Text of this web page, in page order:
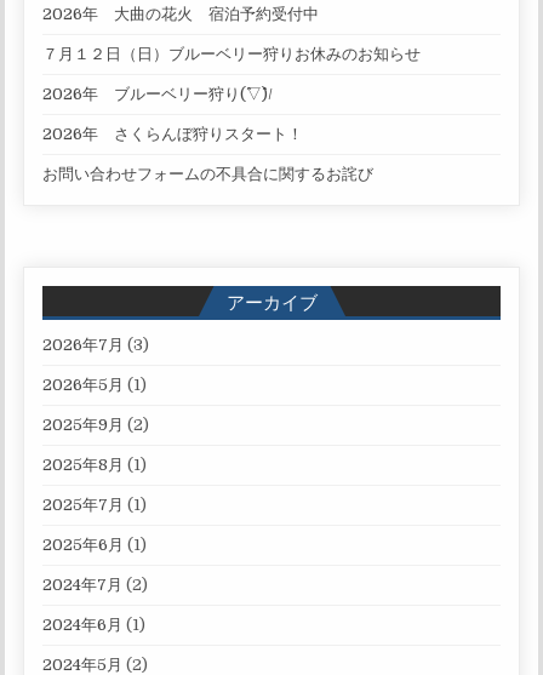
2026年 大曲の花火 宿泊予約受付中
７月１２日（日）ブルーベリー狩りお休みのお知らせ
2026年 ブルーベリー狩り(^▽^)/
2026年 さくらんぼ狩りスタート！
お問い合わせフォームの不具合に関するお詫び
アーカイブ
2026年7月 (3)
2026年5月 (1)
2025年9月 (2)
2025年8月 (1)
2025年7月 (1)
2025年6月 (1)
2024年7月 (2)
2024年6月 (1)
2024年5月 (2)